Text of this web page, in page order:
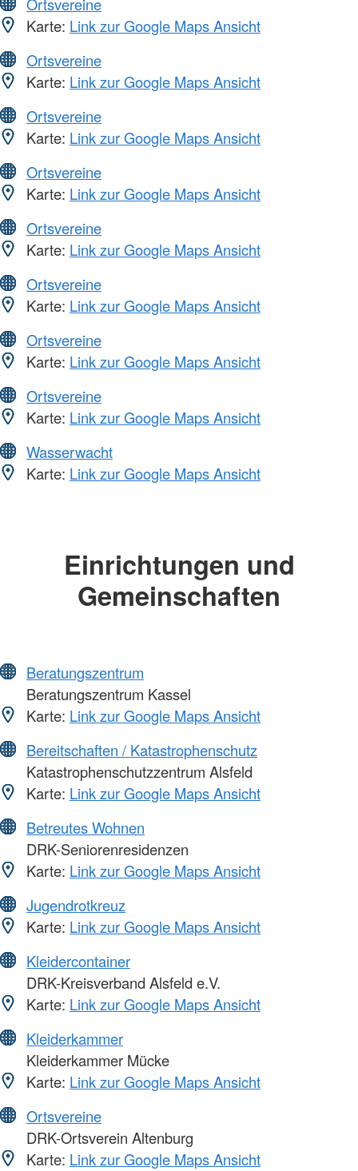
Karte: Link zur Google Maps Ansicht
Ortsvereine
Karte: Link zur Google Maps Ansicht
Ortsvereine
Karte: Link zur Google Maps Ansicht
Ortsvereine
Karte: Link zur Google Maps Ansicht
Ortsvereine
Karte: Link zur Google Maps Ansicht
Ortsvereine
Karte: Link zur Google Maps Ansicht
Ortsvereine
Karte: Link zur Google Maps Ansicht
Ortsvereine
Karte: Link zur Google Maps Ansicht
Wasserwacht
Karte: Link zur Google Maps Ansicht
Einrichtungen und
Gemeinschaften
Beratungszentrum
Beratungszentrum Kassel
Karte: Link zur Google Maps Ansicht
Bereitschaften / Katastrophenschutz
Katastrophenschutzzentrum Alsfeld
Karte: Link zur Google Maps Ansicht
Betreutes Wohnen
DRK-Seniorenresidenzen
Karte: Link zur Google Maps Ansicht
Jugendrotkreuz
Karte: Link zur Google Maps Ansicht
Kleidercontainer
DRK-Kreisverband Alsfeld e.V.
Karte: Link zur Google Maps Ansicht
Kleiderkammer
Kleiderkammer Mücke
Karte: Link zur Google Maps Ansicht
Ortsvereine
DRK-Ortsverein Altenburg
Karte: Link zur Google Maps Ansicht